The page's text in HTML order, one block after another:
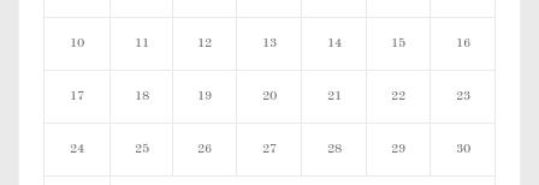
10 11 12 13 14 15 16
17 18 19 20 21 22 23
24 25 26 27 28 29 30